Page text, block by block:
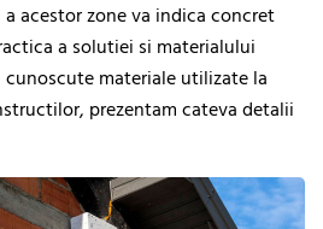
acestor zone va indica concret
a solutiei si materialului
materiale utilizate la
prezentam cateva detalii